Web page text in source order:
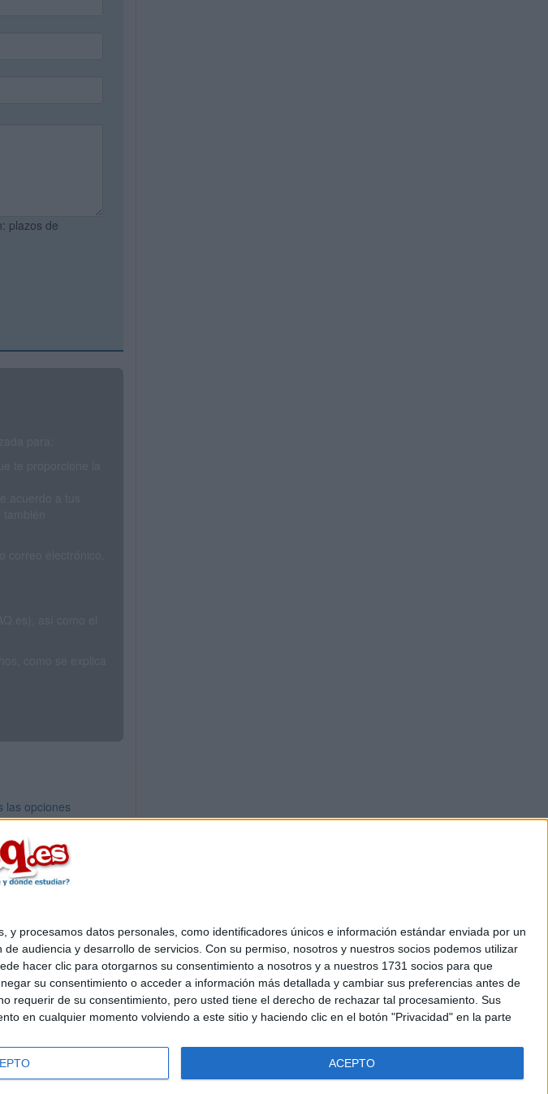
procesamos datos personales, como identificadores únicos e información estándar enviada por un
audiencia y desarrollo de servicios. Con su permiso, nosotros y nuestros socios podemos utilizar
hacer clic para otorgarnos su consentimiento a nosotros y a nuestros 1731 socios para que
su consentimiento o acceder a información más detallada y cambiar sus preferencias antes de
requerir de su consentimiento, pero usted tiene el derecho de rechazar tal procesamiento. Sus
en cualquier momento volviendo a este sitio y haciendo clic en el botón "Privacidad" en la parte
ACEPTO
plazos de
las opciones
las opciones
|Anúnciate
generales|Política de cookies
47 - 28006 Madrid [ESPAÑA] - Tel. +34 91 593 2767